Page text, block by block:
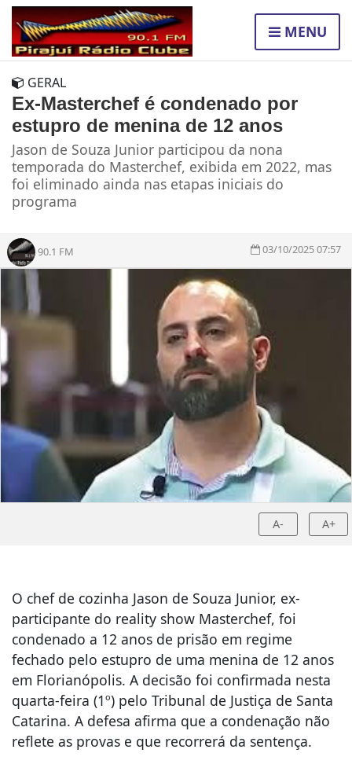
MENU
GERAL
Ex-Masterchef é condenado por
estupro de menina de 12 anos
Jason de Souza Junior participou da nona
temporada do Masterchef, exibida em 2022, mas
foi eliminado ainda nas etapas iniciais do
programa
90.1 FM 03/10/2025 07:57
A- A+
O chef de cozinha Jason de Souza Junior, ex-
participante do reality show Masterchef, foi
condenado a 12 anos de prisão em regime
fechado pelo estupro de uma menina de 12 anos
em Florianópolis. A decisão foi confirmada nesta
quarta-feira (1º) pelo Tribunal de Justiça de Santa
Catarina. A defesa afirma que a condenação não
reflete as provas e que recorrerá da sentença.